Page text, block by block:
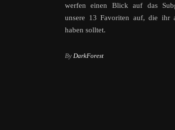
werfen einen Blick auf das
unsere 13 Favoriten auf, die ihr
haben solltet.
By DarkForest